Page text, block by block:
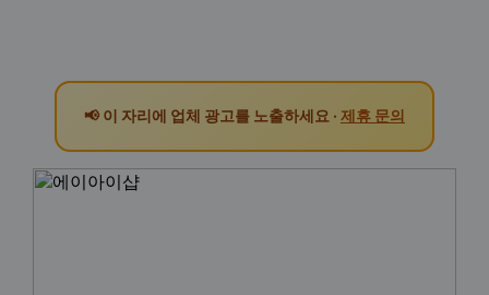
📢 이 자리에 업체 광고를 노출하세요 · 제휴 문의